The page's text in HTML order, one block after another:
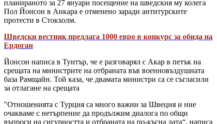
планираното за 27 януари посещение на шведския му колега
Пол Йонсон в Анкара е отменено заради антитурските
протести в Стокхолм.
Шведски вестник предлага 1000 евро в конкурс за обида на
Ердоган
Йонсон написа в Туитър, че е разговарял с Акар в петък на
срещата на министрите на отбраната във военновъздушната
база Рамщайн. Той каза, че двамата министри са се съгласили
за отлагане на срещата
"Отношенията с Турция са много важни за Швеция и ние
очакваме с нетърпение да продължим диалога по общи
въпроси на сигурността и отбраната на по-късна дата“, написа